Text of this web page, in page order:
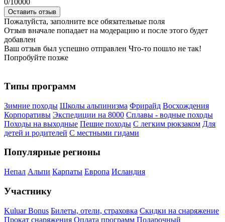
0/10000
Оставить отзыв
Пожалуйста, заполните все обязательные поля
Отзыв вначале попадает на модерацию и после этого будет
добавлен
Ваш отзыв был успешно отправлен Что-то пошло не так!
Попробуйте позже
Типы программ
Зимние походы Школы альпинизма Фрирайд Восхождения
Корпоративы Экспедиции на 8000 Сплавы - водные походы
Походы на выходные Пешие походы С легким рюкзаком Для
детей и родителей С местными гидами
Популярные регионы
Непал Альпи Карпаты Европа Исландия
Участнику
Kuluar Bonus Билеты, отели, страховка Скидки на снаряжение
Прокат снаряжения Оплата программ Подарочный